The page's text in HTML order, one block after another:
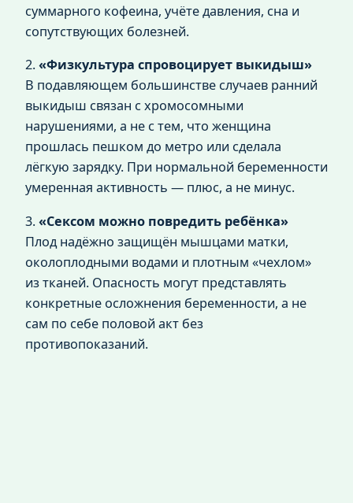
суммарного кофеина, учёте давления, сна и
сопутствующих болезней.
2. «Физкультура спровоцирует выкидыш»
В подавляющем большинстве случаев ранний
выкидыш связан с хромосомными
нарушениями, а не с тем, что женщина
прошлась пешком до метро или сделала
лёгкую зарядку. При нормальной беременности
умеренная активность — плюс, а не минус.
3. «Сексом можно повредить ребёнка»
Плод надёжно защищён мышцами матки,
околоплодными водами и плотным «чехлом»
из тканей. Опасность могут представлять
конкретные осложнения беременности, а не
сам по себе половой акт без
противопоказаний.